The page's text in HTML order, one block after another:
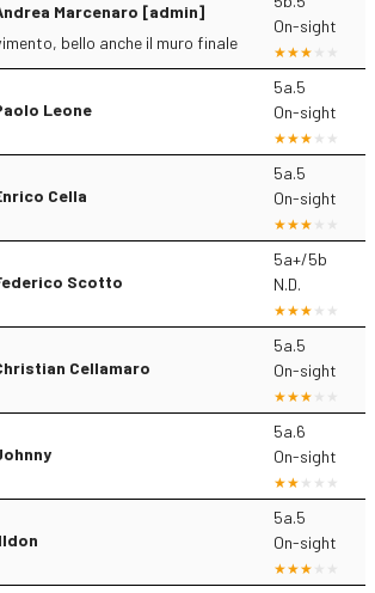
Marcenaro [admin]
bello anche il muro finale
On-sight
Leone
5a.5
On-sight
Cella
5a.5
On-sight
Scotto
5a+/5b
N.D.
Cellamaro
5a.5
On-sight
5a.6
On-sight
5a.5
On-sight